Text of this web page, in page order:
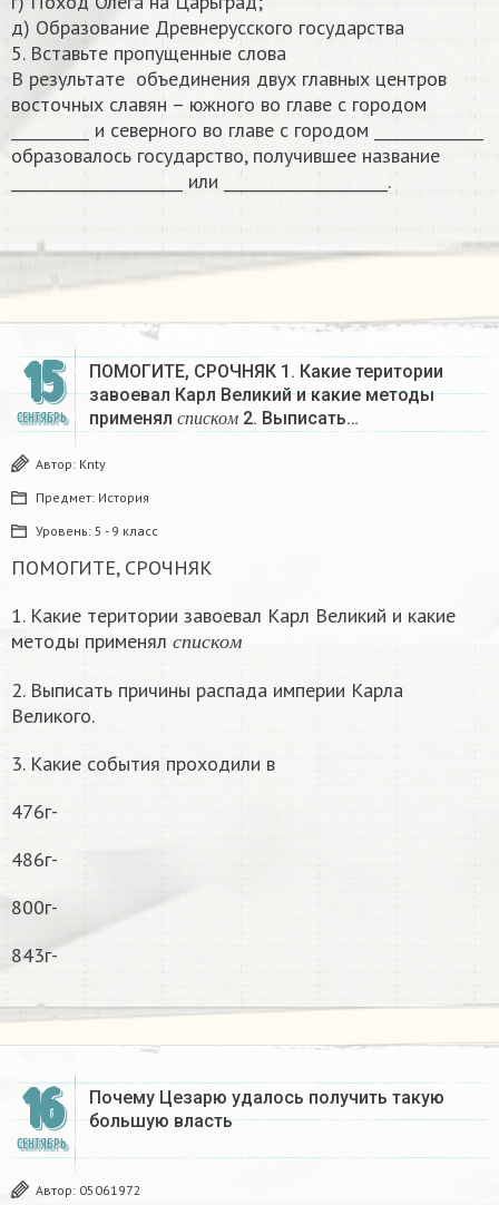
д) Образование Древнерусского государства
5. Вставьте пропущенные слова
В результате объединения двух главных центров
восточных славян – южного во главе с городом
__________ и северного во главе с городом ______________
образовалось государство, получившее название
______________________ или _____________________.
15
СЕНТЯБРЬ
ПОМОГИТЕ, СРОЧНЯК 1. Какие територии
завоевал Карл Великий и какие методы
применял
с п и с к ом
спис ком
2. Выписать…
Автор: Knty
Предмет: История
Уровень: 5 - 9 класс
ПОМОГИТЕ, СРОЧНЯК
1. Какие територии завоевал Карл Великий и какие
методы применял
с п и с к ом
с писком
2. Выписать причины распада империи Карла
Великого.
3. Какие события проходили в
476г-
486г-
800г-
843г-
16
СЕНТЯБРЬ
Почему Цезарю удалось получить такую
большую власть ​
Автор: 05061972